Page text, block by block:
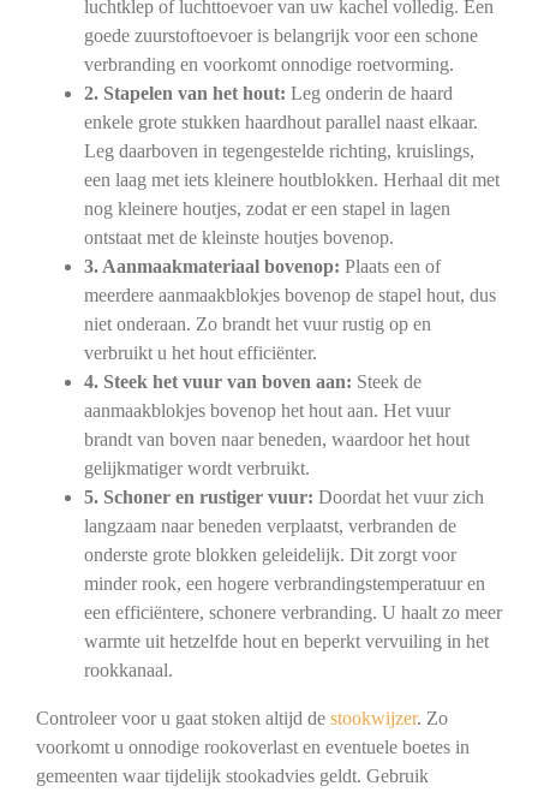
luchtklep of luchttoevoer van uw kachel volledig. Een
goede zuurstoftoevoer is belangrijk voor een schone
verbranding en voorkomt onnodige roetvorming.
2. Stapelen van het hout: Leg onderin de haard
enkele grote stukken haardhout parallel naast elkaar.
Leg daarboven in tegengestelde richting, kruislings,
een laag met iets kleinere houtblokken. Herhaal dit met
nog kleinere houtjes, zodat er een stapel in lagen
ontstaat met de kleinste houtjes bovenop.
3. Aanmaakmateriaal bovenop: Plaats een of
meerdere aanmaakblokjes bovenop de stapel hout, dus
niet onderaan. Zo brandt het vuur rustig op en
verbruikt u het hout efficiënter.
4. Steek het vuur van boven aan: Steek de
aanmaakblokjes bovenop het hout aan. Het vuur
brandt van boven naar beneden, waardoor het hout
gelijkmatiger wordt verbruikt.
5. Schoner en rustiger vuur: Doordat het vuur zich
langzaam naar beneden verplaatst, verbranden de
onderste grote blokken geleidelijk. Dit zorgt voor
minder rook, een hogere verbrandingstemperatuur en
een efficiëntere, schonere verbranding. U haalt zo meer
warmte uit hetzelfde hout en beperkt vervuiling in het
rookkanaal.
Controleer voor u gaat stoken altijd de stookwijzer. Zo
voorkomt u onnodige rookoverlast en eventuele boetes in
gemeenten waar tijdelijk stookadvies geldt. Gebruik